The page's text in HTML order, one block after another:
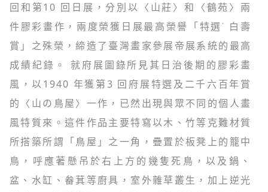
回和第10 回日展，分別以〈山莊〉和〈鶴苑〉兩
件膠彩畫作，兩度榮獲日展最高榮譽「特選˙ 白壽
賞」之殊榮，締造了臺灣畫家參展帝展系統的最高
成績紀錄。 就府展圖錄所見其日治後期的膠彩畫
風，以1940 年獲第3 回府展特選及二千六百年賞
的〈山の鳥屋〉一作，已然出現與眾不同的個人畫
風特質來。這件作品主要特寫以木、竹等克難材質
所搭築所謂「鳥屋」之一角，疊置於板凳上的籠中
鳥，呼應著懸吊於右上方的幾隻死鳥，以及鍋、
盆、水缸、畚萁等廚具，室外雜草叢生，加上逆光